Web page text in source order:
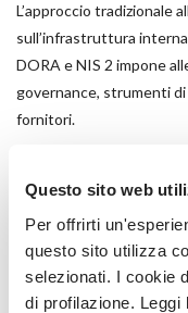
Questo sito web
Per offrirti
questo sito utilizza
selezionati. I cookie
di profilazione. Leggi
L’approccio tradizionale
sull’infrastruttura
DORA e NIS 2 impone
governance, strumenti
fornitori.
a partner in grado di
tutta la supply chain
costruire un
alle nuove direttive